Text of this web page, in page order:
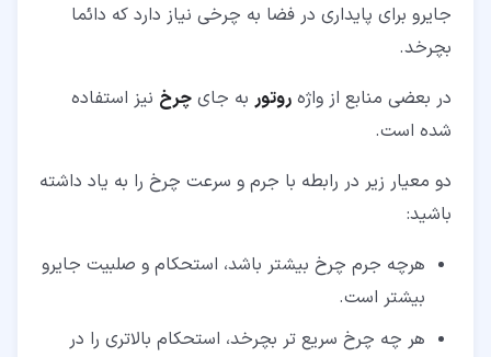
جایرو برای پایداری در فضا به چرخی نیاز دارد که دائما
بچرخد.
در بعضی منابع از واژه روتور به جای چرخ نیز استفاده
شده است.
دو معیار زیر در رابطه با جرم و سرعت چرخ را به یاد داشته
باشید:
هرچه جرم چرخ بیشتر باشد، استحکام و صلبیت جایرو
بیشتر است.
هر چه چرخ سریع تر بچرخد، استحکام بالاتری را در